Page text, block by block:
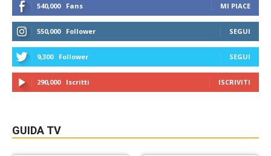
540,000 Fans MI PIACE
550,000 Follower SEGUI
9,300 Follower SEGUI
290,000 Iscritti ISCRIVITI
GUIDA TV